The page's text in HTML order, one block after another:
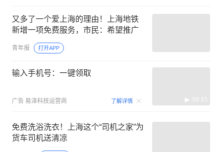
又多了一个爱上海的理由！上海地铁
新增一项免费服务，市民：希望推广
青年报 打开APP
输入手机号：一键领取
广告 易泽科技运营商 了解详情 00:15
免费洗浴洗衣！上海这个“司机之家”为
货车司机送清凉